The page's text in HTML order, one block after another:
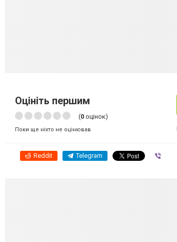
Оцініть першим
(0 оцінок)
Поки ще ніхто не оцінював
Reddit Telegram